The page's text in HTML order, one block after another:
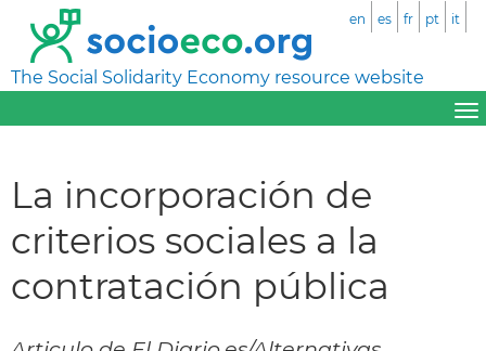
The Social Solidarity Economy resource website
en es fr pt it
La incorporación de
criterios sociales a la
contratación pública